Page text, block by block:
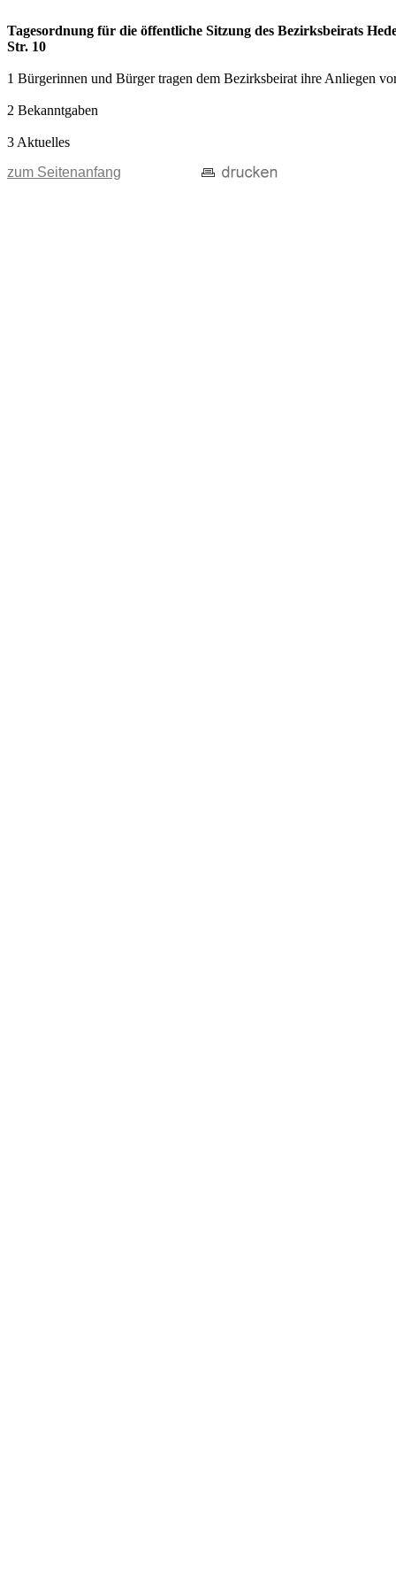
Tagesordnung für die öffentliche Sitzung des Bezirksbeirats
Str. 10
1 Bürgerinnen und Bürger tragen dem Bezirksbeirat ihre Anliegen
2 Bekanntgaben
3 Aktuelles
zum Seitenanfang